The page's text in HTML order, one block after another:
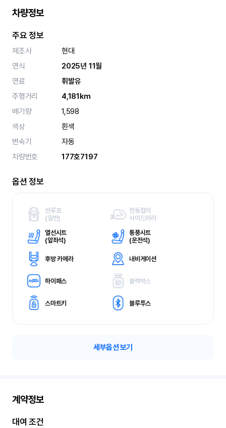
차량정보
주요 정보
제조사
현대
연식
2025년 11월
연료
휘발유
주행거리
4,181km
배기량
1,598
색상
흰색
변속기
자동
차량번호
177호7197
옵션 정보
썬루프
(일반)
전동접이
사이드미러
열선시트
(앞좌석)
통풍시트
(운전석)
후방 카메라 내비게이션
하이패스 블랙박스
스마트키 블루투스
세부옵션 보기
계약정보
대여 조건